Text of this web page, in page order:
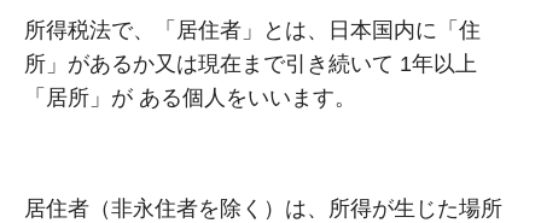
所得税法で、「居住者」とは、⽇本国内に「住
所」があるか⼜は現在まで引き続いて 1年以上
「居所」が ある個⼈をいいます。
居住者（⾮永住者を除く）は、所得が⽣じた場所